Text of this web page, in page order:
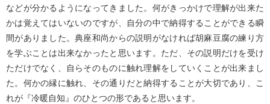
などが分かるようになってきました。何がきっかけで理解が出来た
かは覚えてはいないのですが、自分の中で納得することができる瞬
間がありました。典座和尚からの説明がなければ胡麻豆腐の練り方
を学ぶことは出来なかったと思います。ただ、その説明だけを受け
ただけでなく、自らそのものに触れ理解をしていくことが出来まし
た。何かの縁に触れ、その通りだと納得することが大切であり、こ
れが『冷暖自知』のひとつの形であると思います。